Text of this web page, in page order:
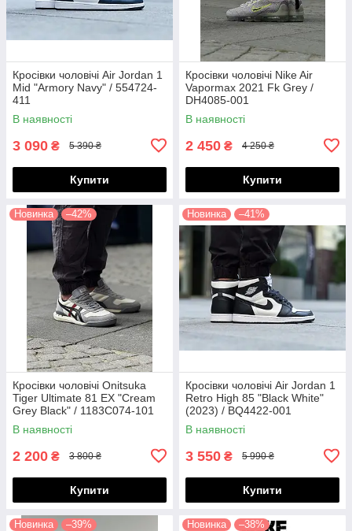
Кросівки чоловічі Air Jordan 1
Mid "Armory Navy" / 554724-
411
В наявності
3 090 ₴ 5 390 ₴
Купити
Кросівки чоловічі Nike Air
Vapormax 2021 Fk Grey /
DH4085-001
В наявності
2 450 ₴ 4 250 ₴
Купити
Новинка –42%
Кросівки чоловічі Onitsuka
Tiger Ultimate 81 EX "Cream
Grey Black" / 1183C074-101
В наявності
2 200 ₴ 3 800 ₴
Купити
Новинка –41%
Кросівки чоловічі Air Jordan 1
Retro High 85 "Black White"
(2023) / BQ4422-001
В наявності
3 550 ₴ 5 990 ₴
Купити
Новинка –39% Новинка –38%